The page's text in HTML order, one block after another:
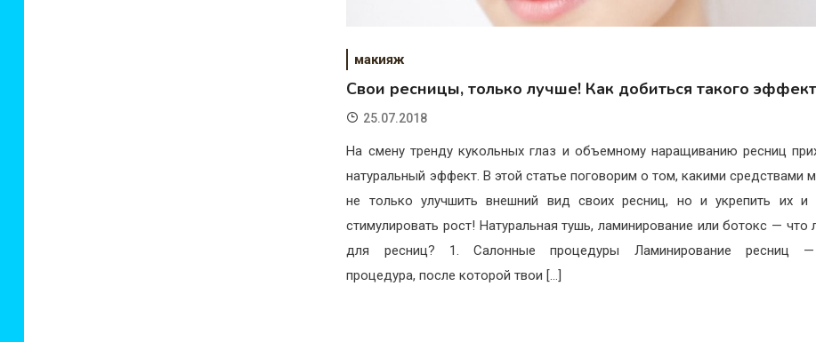
макияж
Свои ресницы, только лучше! Как добиться такого
25.07.2018
На смену тренду кукольных глаз и объемному наращиванию ресниц
натуральный эффект. В этой статье поговорим о том, какими средствами
не только улучшить внешний вид своих ресниц, но и укрепить их и
стимулировать рост! Натуральная тушь, ламинирование или ботокс — что
для ресниц? 1. Салонные процедуры Ламинирование ресниц
процедура, после которой твои […]